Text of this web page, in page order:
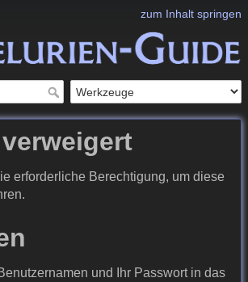
zum Inhalt springen
erforderliche Berechtigung, um diese
und Ihr Passwort in das